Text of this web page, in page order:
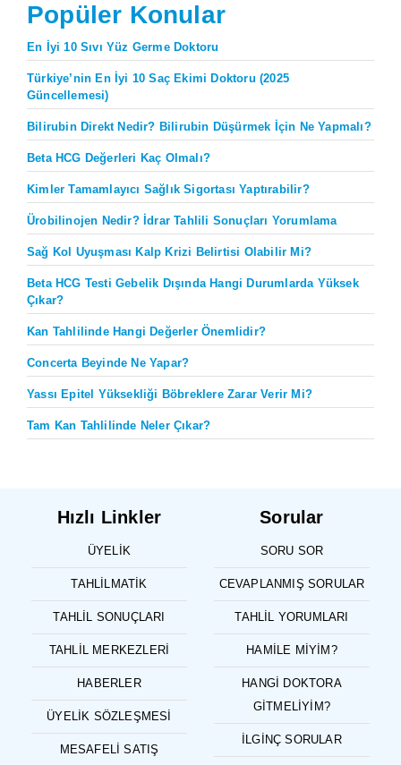
Popüler Konular
En İyi 10 Sıvı Yüz Germe Doktoru
Türkiye’nin En İyi 10 Saç Ekimi Doktoru (2025
Güncellemesi)
Bilirubin Direkt Nedir? Bilirubin Düşürmek İçin Ne Yapmalı?
Beta HCG Değerleri Kaç Olmalı?
Kimler Tamamlayıcı Sağlık Sigortası Yaptırabilir?
Ürobilinojen Nedir? İdrar Tahlili Sonuçları Yorumlama
Sağ Kol Uyuşması Kalp Krizi Belirtisi Olabilir Mi?
Beta HCG Testi Gebelik Dışında Hangi Durumlarda Yüksek
Çıkar?
Kan Tahlilinde Hangi Değerler Önemlidir?
Concerta Beyinde Ne Yapar?
Yassı Epitel Yüksekliği Böbreklere Zarar Verir Mi?
Tam Kan Tahlilinde Neler Çıkar?
Hızlı Linkler
ÜYELIK
TAHLILMATIK
TAHLIL SONUÇLARI
TAHLIL MERKEZLERI
HABERLER
ÜYELIK SÖZLEŞMESI
MESAFELI SATIŞ
Sorular
SORU SOR
CEVAPLANMIŞ SORULAR
TAHLIL YORUMLARI
HAMILE MIYIM?
HANGI DOKTORA
GITMELIYIM?
İLGINÇ SORULAR